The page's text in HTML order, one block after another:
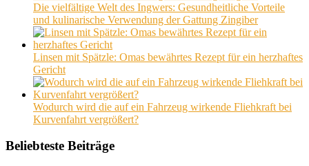
Die vielfältige Welt des Ingwers: Gesundheitliche Vorteile
und kulinarische Verwendung der Gattung Zingiber
Linsen mit Spätzle: Omas bewährtes Rezept für ein herzhaftes
Gericht
Wodurch wird die auf ein Fahrzeug wirkende Fliehkraft bei
Kurvenfahrt vergrößert?
Beliebteste Beiträge